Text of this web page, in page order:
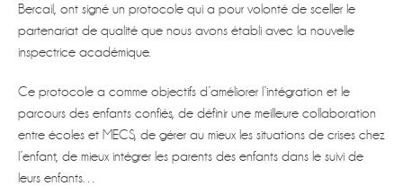
Bercail, ont signé un protocole qui a pour volonté de sceller le
partenariat de qualité que nous avons établi avec la nouvelle
inspectrice académique.
Ce protocole a comme objectifs d’améliorer l’intégration et le
parcours des enfants confiés, de définir une meilleure collaboration
entre écoles et MECS, de gérer au mieux les situations de crises chez
l’enfant, de mieux intégrer les parents des enfants dans le suivi de
leurs enfants…